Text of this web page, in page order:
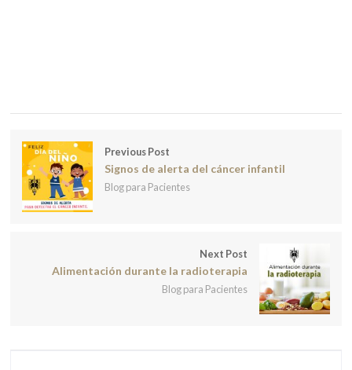
Previous Post
Signos de alerta del cáncer infantil
Blog para Pacientes
Next Post
Alimentación durante la radioterapia
Blog para Pacientes